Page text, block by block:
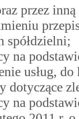
przez
spółdzielni;
na
usług,
dotyczące
na